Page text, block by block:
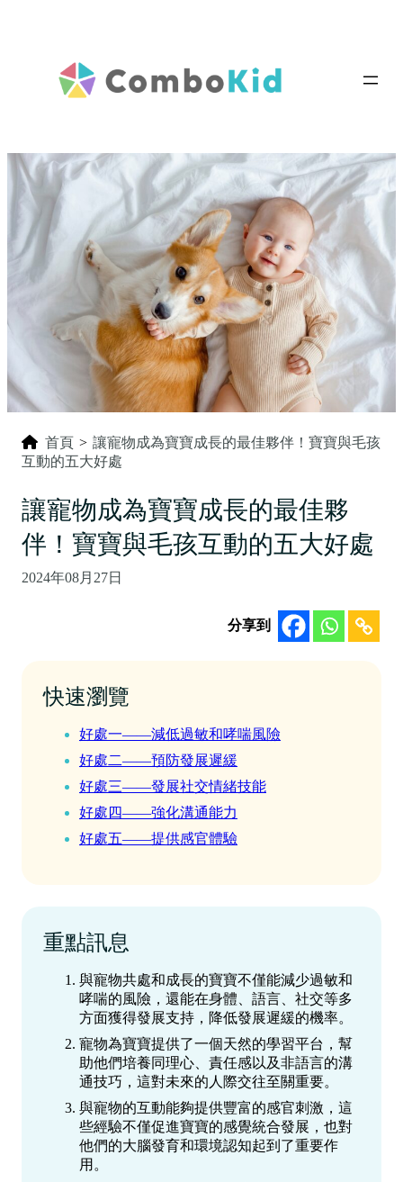
首頁 > 讓寵物成為寶寶成長的最佳夥伴！寶寶與毛孩
互動的五大好處
讓寵物成為寶寶成長的最佳夥
伴！寶寶與毛孩互動的五大好處
2024年08月27日
分享到
快速瀏覽
好處一——減低過敏和哮喘風險
好處二——預防發展遲緩
好處三——發展社交情緒技能
好處四——強化溝通能力
好處五——提供感官體驗
重點訊息
與寵物共處和成長的寶寶不僅能減少過敏和
哮喘的風險，還能在身體、語言、社交等多
方面獲得發展支持，降低發展遲緩的機率。
寵物為寶寶提供了一個天然的學習平台，幫
助他們培養同理心、責任感以及非語言的溝
通技巧，這對未來的人際交往至關重要。
與寵物的互動能夠提供豐富的感官刺激，這
些經驗不僅促進寶寶的感覺統合發展，也對
他們的大腦發育和環境認知起到了重要作
用。